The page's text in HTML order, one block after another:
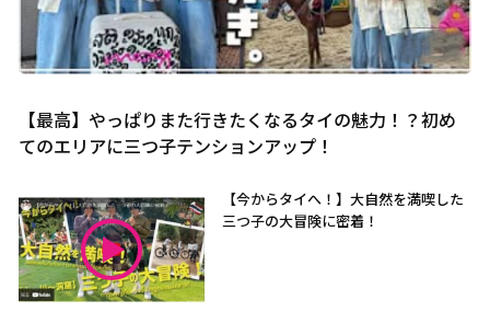
【最高】やっぱりまた行きたくなるタイの魅力！？初め
てのエリアに三つ子テンションアップ！
【今からタイへ！】大自然を満喫した
三つ子の大冒険に密着！